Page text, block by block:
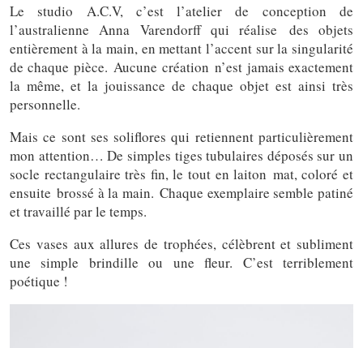
Le studio A.C.V, c’est l’atelier de conception de
l’australienne Anna Varendorff qui réalise des objets
entièrement à la main, en mettant l’accent sur la singularité
de chaque pièce. Aucune création n’est jamais exactement
la même, et la jouissance de chaque objet est ainsi très
personnelle.
Mais ce sont ses soliflores qui retiennent particulièrement
mon attention… De simples tiges tubulaires déposés sur un
socle rectangulaire très fin, le tout en laiton mat, coloré et
ensuite brossé à la main. Chaque exemplaire semble patiné
et travaillé par le temps.
Ces vases aux allures de trophées, célèbrent et subliment
une simple brindille ou une fleur. C’est terriblement
poétique !